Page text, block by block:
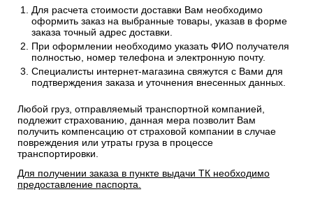
Для расчета стоимости доставки Вам необходимо
оформить заказ на выбранные товары, указав в форме
заказа точный адрес доставки.
При оформлении необходимо указать ФИО получателя
полностью, номер телефона и электронную почту.
Специалисты интернет-магазина свяжутся с Вами для
подтверждения заказа и уточнения внесенных данных.
Любой груз, отправляемый транспортной компанией,
подлежит страхованию, данная мера позволит Вам
получить компенсацию от страховой компании в случае
повреждения или утраты груза в процессе
транспортировки.
Для получении заказа в пункте выдачи ТК необходимо
предоставление паспорта.